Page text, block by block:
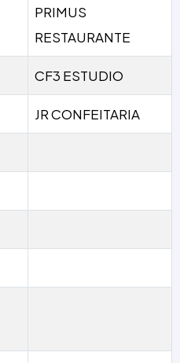
PRIMUS
RESTAURANTE
CF3 ESTUDIO
JR CONFEITARIA